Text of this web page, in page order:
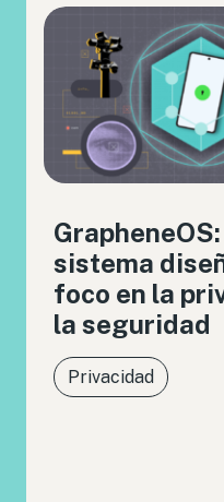
sistema
foco en la
la seguridad
Privacidad